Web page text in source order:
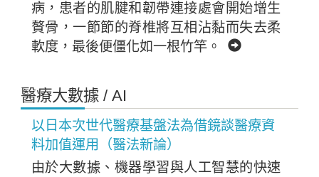
病，患者的肌腱和韌帶連接處會開始增生
贅骨，一節節的脊椎將互相沾黏而失去柔
軟度，最後便僵化如一根竹竿。
醫療大數據 / AI
以日本次世代醫療基盤法為借鏡談醫療資
料加值運用（醫法新論）
由於大數據、機器學習與人工智慧的快速